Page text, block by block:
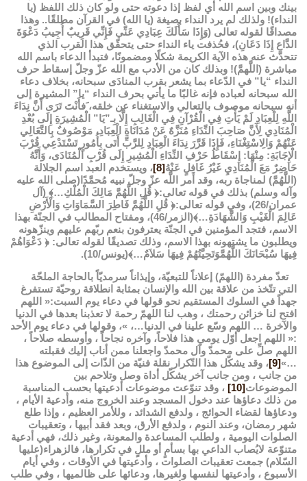
بينك وبين اسم الله أي لفظ إذا دعوته حتى ولو كان ذلك اللفظ (يا
النداء)! ولذلك لم يرد النداء بصيغة (يا الله) في القرآن مطلقًا.. وهذا
مصداقًا لقوله تعالى (وَإِذَا سَأَلَكَ عِبَادِي عَنِّي فَإِنِّي قَرِيبٌ أُجِيبُ دَعْوَةَ
الدَّاعِ إِذَا دَعَانِ)، فحُذفت ياء النداء حتى يتحقّق هذا القرب الذي
تتحدّث عنه هذه الآية الكريمة شكلًا ومضمونًا، فتبدأ الدعاء باسم الله
مباشرة (اللَّهمَّ)! وبذلك كان من الأدب مع الله عزّ وجلّ إسقاط حرف
النداء “يا” في الدّعاء بما يشعر بقرب المنادَى سبحانه، بخلاف دعاء
الله سبحانه لعباده فإنه غالبًا ما يأتي بحرف النداء “يا” المشيرة إلى
أنه سبحانه موصوف بالتعالي والاستغناء عن خلقه، َفأَنْتَ تَرَى أَنَّ نِدَاءَ
اللَّهِ لِلْعِبَادِ لَمْ يَأْتِ فِي الْقُرْآنِ فِي الْغَالِبِ إِلَّا بِـ”يَا” الْمُشِيرَةِ إِلَى بُعْدِ
الْمُنَادِي لِأَنَّ صَاحِبَ النِّدَاءِ مُنَزَّهٌ عَنْ مُدَانَاةِ الْعِبَادِ، مَوْصُوفٌ بِالتَّعَالِي
عَنْهُمْ وَالِاسْتِغْنَاءِ، فَإِذَا قَرَّرَ نِدَاءَ الْعِبَادِ لِلرَّبِّ أَتَى بِأُمُورٍ تَسْتَدْعِي قُرْبَ
الْإِجَابَةِ: مِنْهَا: إِسْقَاطُ حَرْفِ النِّدَاءِ الْمُشِيرِ إِلَى قُرْبِ الْمُنَادَى، وَأَنَّهُ
حَاضِرٌ مَعَ الْمُنَادِيِ غَيْرُ غَافِلٍ عَنْهُ[8]
، ويستخدم العبد اسم الجلالة
(اللَّهُمَّ) لمناجاة ربه، وقد أمر اللَّه عزّ وجلّ نبيه مُحمَّدًا(صلى الله عليه
وآله وسلم) بذلك في قوله تعالى:﴿ قُلِ اللَّهُمَّ مَالِكَ الْمُلْكِ…﴾ (آل
عمران/26)، وفي قوله تعالى:﴿ قُلِ اللَّهُمَّ فَاطِرَ السَّمَاوَاتِ وَالْأَرْضِ
عَالِمَ الْغَيْبِ وَالشَّهَادَةِ…﴾(الزمر/46)، ومفتاح المطالب في الجنّة بهذا
الاسم، فتجد المؤمنين في الجنّة يعترفون بنعم ربّهم عليهم وينزّهونه
ويطلبون ما يشتهونه بهذا الاسم، وذلك تصديقًا لقوله تعالى: ﴿ دَعْوَاهُمْ
فِيهَا سُبْحَانَكَ اللَّهُمَّوَتَحِيَّتُهُمْ فِيهَا سَلاَمٌ…﴾(يونس/10).
تعدّ مفردة (اللهمّ) إعلاناً للتبعيّة، وإيذاناً سرمديّاً بالحاجة الملحّة
التي تتّخذ من علاقة بين الله والإنسان بمثابة انطلاقة روحيّة تستفرغ
جهداً في السلوك المستقيم نحو قولها في دعاء يوم السبت:« اللهم
افتح لنا خزائن رحمتك ، وهب لنا اللهمّ رحمة لا تعذبنا بعدها في الدنيا
والآخرة … اللهم وسّع علينا في الدنيا…، »، وقولها في دعاء يوم الأحد
:« اللهم اجعل أوّل يومي هذا فلاحاً، وآخره نجاحاً ، وأوسطه صلاحاً ،
اللهم صلِّ على محمدّ وآل محمدّ واجعلنا ممن أناب إليك فقبلته
…»
[9]
، وقد يشكّل هذا التّكرار نقلة فنيّة من الذّات إلى الموضوع هذا
من جانب ، ومن جانب آخر يشكّل أداة وصل وتلاحم بين
الموضوعات[10]
، وقد تنوّعت موضوعات أدعيتها بحسب المناسبة
من ذلك دعاؤها عند دخول المسجد وعند الخروج منه، وأدعية الأيام ،
ودعاؤها لقضاء الحوائج ، ولدفع الشدائد ، وللأمر العظيم ، وإذا طلع
شهر رمضان، وعند النوم ، ولدفع الأرق، وبعد فقد أبيها ، وتعقيبات
الصلوات اليومية ، ولطلب المساعدة والمعونة، وغير ذلك، فهي أدعية
متنوّعة لايُصاب الداعي بها بسأمٍ أو مللٍ في تكرارها، فالزهراء(عليها
السّلام) جمعت تعقيبات الصلوات ، وأدعيتها في الأوقات ، وفي أيام
الأسبوع ، وأدعيتها لنفسها ولغيرها، ودعائها على ظالميها ، وفي طلب